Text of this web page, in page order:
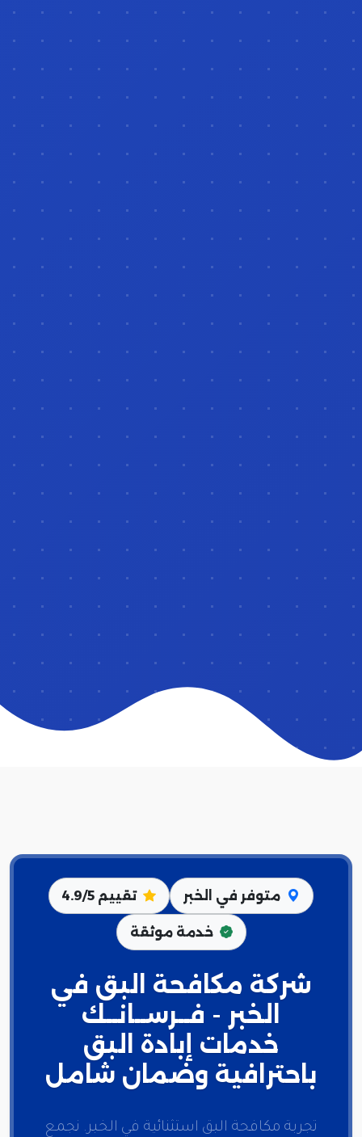
متوفر في الخبر تقييم 4.9/5
خدمة موثقة
شركة مكافحة البق في
الخبر - فــرســانــك
خدمات إبادة البق
باحترافية وضمان شامل
تجربة مكافحة البق استثنائية في الخبر. نجمع